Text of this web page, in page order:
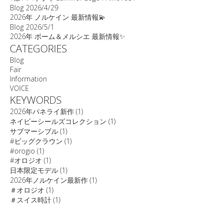
Blog 2026/4/29
2026年 ノルケイン 最新情報💫
Blog 2026/5/1
2026年 ボーム＆メルシエ 最新情報✨
CATEGORIES
Blog
Fair
Information
VOICE
KEYWORDS
2026年パネライ新作 (1)
ネイビーシールズコレクション (1)
サブマーシブル (1)
#ビッグクラウン (1)
#orogio (1)
#オロジオ (1)
日本限定モデル (1)
2026年ノルケイン最新作 (1)
＃オロジオ (1)
＃スイス時計 (1)